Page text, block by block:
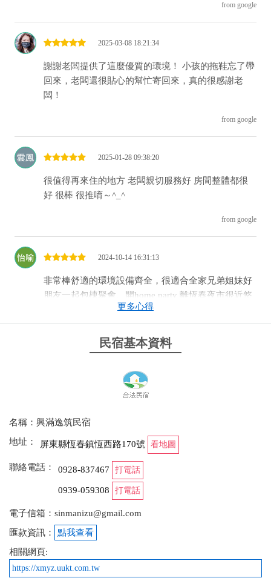
from google
2025-03-08 18:21:34
謝謝老闆提供了這麼優質的環境！ 小孩的拖鞋忘了帶
回來，老闆還很貼心的幫忙寄回來，真的很感謝老
闆！
from google
2025-01-28 09:38:20
很值得再來住的地方 老闆親切服務好 房間整體都很
好 很棒 很推唷～^_^
from google
2024-10-14 16:31:13
非常棒舒適的環境設備齊全，很適合全家兄弟姐妹好
朋友一起包棟聚會、開home party 離恆春夜市很近悠
遊散步吃美食（臭豆腐超好吃）
2024-09-07 18:06:56
民宿寬廣，乾淨 老闆人很好又服務一級棒服務周到
推 讚讚讚
2024-08-27 01:25:07
房間數蠻多的，2樓也有小遊樂區。 還有2間大房間都
有溜滑梯，很適合家庭出遊包棟。 客廳也很大，三五
好友可以在這小酌聊天很舒適。 後院有大泳池，孩子
們玩得超開心。 出門購物吃飯也蠻近的，不用花太多
時間。
更多心得
民宿基本資料
名稱：興滿逸筑民宿
地址：
屏東縣恆春鎮恆西路170號 看地圖
聯絡電話： 0928-837467 打電話
0939-059308 打電話
電子信箱：sinmanizu@gmail.com
匯款資訊：
點我查看
相關網頁:
https://xmyz.uukt.com.tw